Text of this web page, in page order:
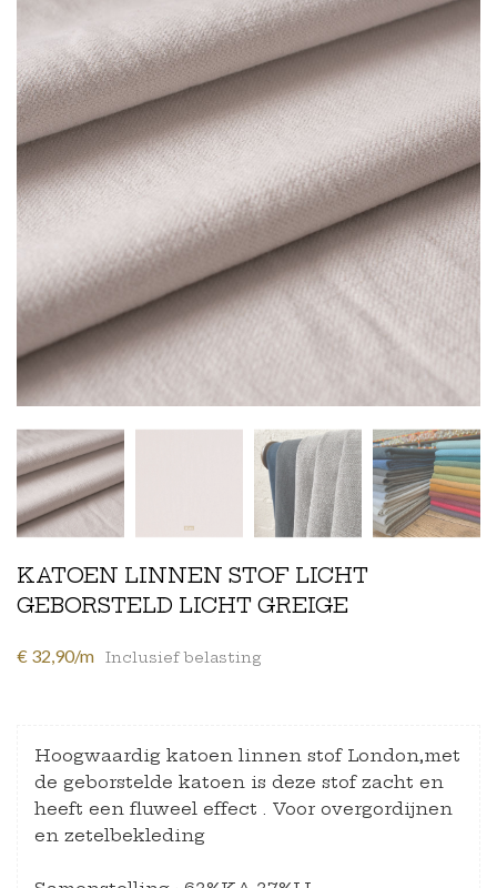
KATOEN LINNEN STOF LICHT
GEBORSTELD LICHT GREIGE
€ 32,90/m Inclusief belasting
Hoogwaardig katoen linnen stof London,met
de geborstelde katoen is deze stof zacht en
heeft een fluweel effect . Voor overgordijnen
en zetelbekleding